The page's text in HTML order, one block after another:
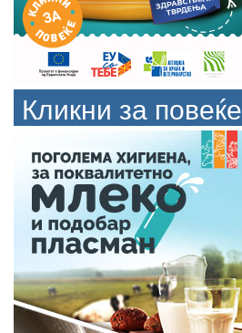
Кликни за повеќе